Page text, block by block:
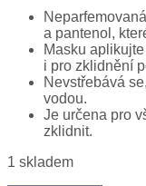
a pantenol,
Masku
i pro zklidnění
Nevstřebává
vodou.
Je určena pro
zklidnit.
1 skladem